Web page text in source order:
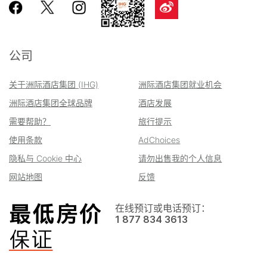
公司
关于洲际酒店集团 (IHG)
洲际酒店集团就业机会
洲际酒店集团全球品牌
酒店发展
需要帮助？
旅行提示
使用条款
AdChoices
隐私与 Cookie 中心
请勿出售我的个人信息
网站地图
反馈
在线预订或电话预订：
1 877 834 3613